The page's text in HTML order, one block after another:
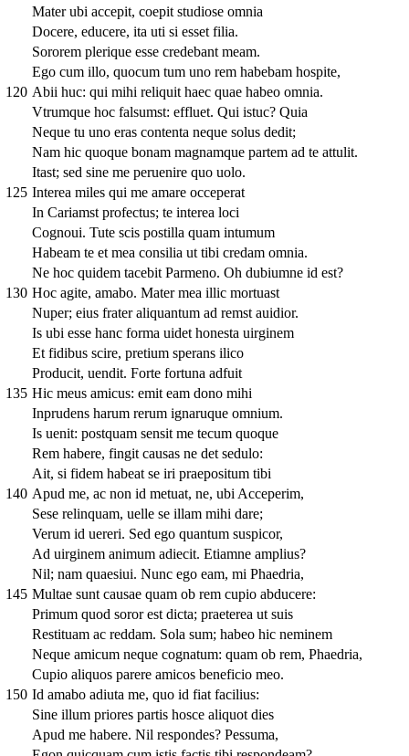
Mater ubi accepit, coepit studiose omnia
Docere, educere, ita uti si esset filia.
Sororem plerique esse credebant meam.
Ego cum illo, quocum tum uno rem habebam hospite,
120 Abii huc: qui mihi reliquit haec quae habeo omnia.
Vtrumque hoc falsumst: effluet. Qui istuc? Quia
Neque tu uno eras contenta neque solus dedit;
Nam hic quoque bonam magnamque partem ad te attulit.
Itast; sed sine me peruenire quo uolo.
125 Interea miles qui me amare occeperat
In Cariamst profectus; te interea loci
Cognoui. Tute scis postilla quam intumum
Habeam te et mea consilia ut tibi credam omnia.
Ne hoc quidem tacebit Parmeno. Oh dubiumne id est?
130 Hoc agite, amabo. Mater mea illic mortuast
Nuper; eius frater aliquantum ad remst auidior.
Is ubi esse hanc forma uidet honesta uirginem
Et fidibus scire, pretium sperans ilico
Producit, uendit. Forte fortuna adfuit
135 Hic meus amicus: emit eam dono mihi
Inprudens harum rerum ignaruque omnium.
Is uenit: postquam sensit me tecum quoque
Rem habere, fingit causas ne det sedulo:
Ait, si fidem habeat se iri praepositum tibi
140 Apud me, ac non id metuat, ne, ubi Acceperim,
Sese relinquam, uelle se illam mihi dare;
Verum id uereri. Sed ego quantum suspicor,
Ad uirginem animum adiecit. Etiamne amplius?
Nil; nam quaesiui. Nunc ego eam, mi Phaedria,
145 Multae sunt causae quam ob rem cupio abducere:
Primum quod soror est dicta; praeterea ut suis
Restituam ac reddam. Sola sum; habeo hic neminem
Neque amicum neque cognatum: quam ob rem, Phaedria,
Cupio aliquos parere amicos beneficio meo.
150 Id amabo adiuta me, quo id fiat facilius:
Sine illum priores partis hosce aliquot dies
Apud me habere. Nil respondes? Pessuma,